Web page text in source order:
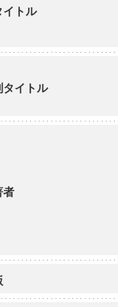
イトル
タイトル
者